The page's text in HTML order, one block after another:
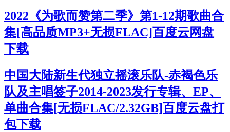
2022《为歌而赞第二季》第1-12期歌曲合
集[高品质MP3+无损FLAC]百度云网盘
下载
中国大陆新生代独立摇滚乐队-赤褐色乐
队及主唱签子2014-2023发行专辑、EP、
单曲合集[无损FLAC/2.32GB]百度云盘打
包下载